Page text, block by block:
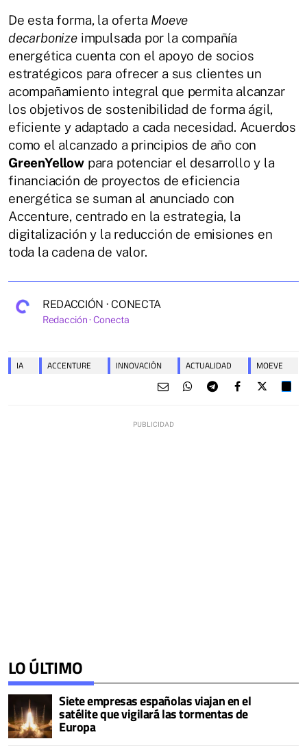
De esta forma, la oferta Moeve
decarbonizeimpulsada por la compañía
energética cuenta con el apoyo de socios
estratégicos para ofrecer a sus clientes un
acompañamiento integral que permita alcanzar
los objetivos de sostenibilidad de forma ágil,
eficiente y adaptado a cada necesidad. Acuerdos
como el alcanzado a principios de año con
GreenYellowpara potenciar el desarrollo y la
financiación de proyectos de eficiencia
energética se suman al anunciado con
Accenture, centrado en la estrategia, la
digitalización y la reducción de emisiones en
toda la cadena de valor.
REDACCIÓN · CONECTA
Redacción · Conecta
IA ACCENTURE INNOVACIÓN ACTUALIDAD MOEVE
LO ÚLTIMO
Siete empresas españolas viajan en el
satélite que vigilará las tormentas de
Europa